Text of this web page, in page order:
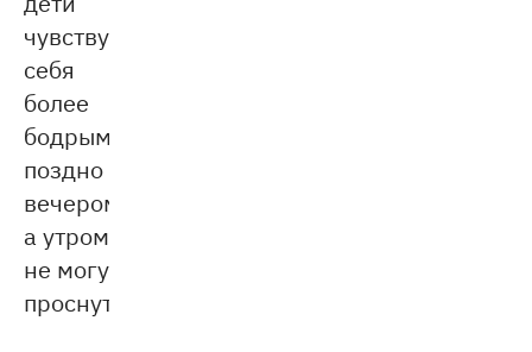
чувствуют
себя
более
бодрыми
поздно
вечером,
а утром
не могу
проснуться.